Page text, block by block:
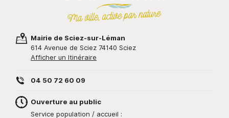
Mairie de Sciez-sur-Léman
614 Avenue de Sciez 74140 Sciez
Afficher un Itinéraire
04 50 72 60 09
Ouverture au public
Service population / accueil :